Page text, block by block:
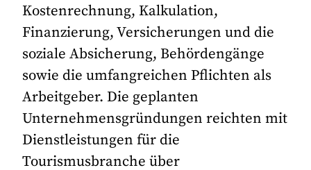
Kostenrechnung, Kalkulation,
Finanzierung, Versicherungen und die
soziale Absicherung, Behördengänge
sowie die umfangreichen Pflichten als
Arbeitgeber. Die geplanten
Unternehmensgründungen reichten mit
Dienstleistungen für die
Tourismusbranche über